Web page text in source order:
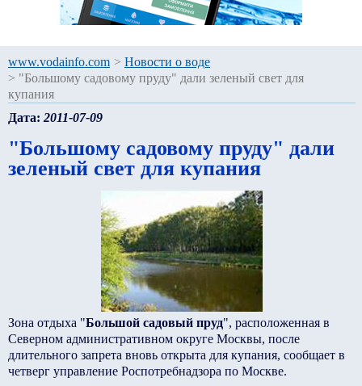
www.vodainfo.com > Новости о воде
> "Большому садовому пруду" дали зеленый свет для
купания
Дата: 2011-07-09
"Большому садовому пруду" дали
зеленый свет для купания
Зона отдыха "Большой садовый пруд", расположенная в
Северном административном округе Москвы, после
длительного запрета вновь открыта для купания, сообщает в
четверг управление Роспотребнадзора по Москве.